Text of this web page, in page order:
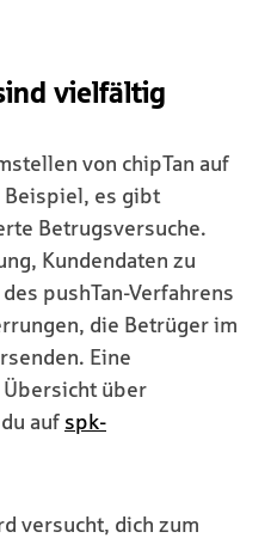
vielfältig
von chipTan auf
Beispiel, es gibt
Betrugsversuche.
Kundendaten zu
pushTan-Verfahrens
die Betrüger im
Eine
über
auf spk-
versucht, dich zum